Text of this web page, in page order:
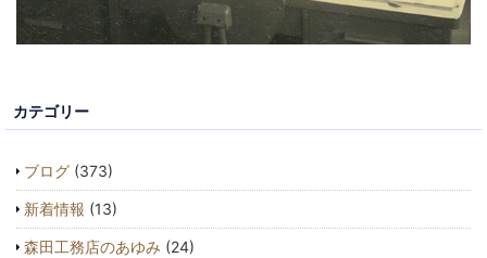
カテゴリー
ブログ (373)
新着情報 (13)
森田工務店のあゆみ (24)